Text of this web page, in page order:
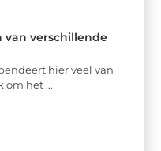
van verschillende
hier veel van
om het ...